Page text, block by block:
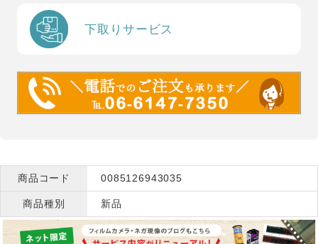
下取りサービス
商品コード 0085126943035
商品種別 新品